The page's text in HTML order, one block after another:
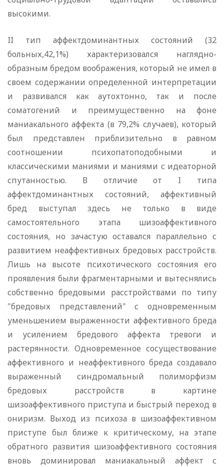
высокими.
II тип аффектдоминантных состояний (32
больных,42,1%) характеризовался наглядно-
образным бредом воображения, который не имел в
своем содержании определенной интерпретации
и развивался как аутохтонно, так и после
соматогений и преимущественно на фоне
маниакального аффекта (в 79,2% случаев), который
был представлен приблизительно в равном
соотношении психопатоподобными и
классическими маниями и маниями с идеаторной
спутанностью. В отличие от I типа
аффектдоминантных состояний, аффективный
бред выступал здесь не только в виде
самостоятельного этапа шизоаффективного
состояния, но зачастую оставался параллельно с
развитием неаффективных бредовых расстройств.
Лишь на высоте психотического состояния его
проявления были фрагментарными и вытеснялись
собственно бредовыми расстройствами по типу
"бредовых представлений" с одновременным
уменьшением выраженности аффективного бреда
и усилением бредового аффекта тревоги и
растерянности. Одновременное сосуществование
аффективного и неаффективного бреда создавало
выраженный синдромальный полиморфизм
бредовых расстройств в картине
шизоаффективного приступа и быстрый переход в
ониризм. Выход из психоза в шизоаффективном
приступе был ближе к критическому, на этапе
обратного развития шизоаффективного состояния
вновь доминировал маниакальный аффект с